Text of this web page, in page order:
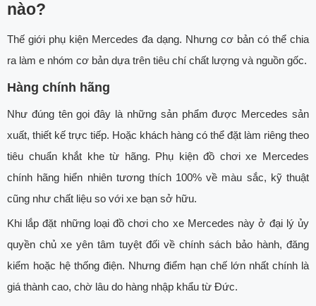
nào?
Thế giới phụ kiện Mercedes đa dạng. Nhưng cơ bản có thể chia
ra làm e nhóm cơ bản dựa trên tiêu chí chất lượng và nguồn gốc.
Hàng chính hãng
Như đúng tên gọi đây là những sản phẩm được Mercedes sản
xuất, thiết kế trực tiếp. Hoặc khách hàng có thể đặt làm riêng theo
tiêu chuẩn khắt khe từ hãng. Phụ kiện đồ chơi xe Mercedes
chính hãng hiển nhiên tương thích 100% về màu sắc, kỹ thuật
cũng như chất liệu so với xe bạn sở hữu.
Khi lắp đặt những loại đồ chơi cho xe Mercedes này ở đại lý ủy
quyền chủ xe yên tâm tuyệt đối về chính sách bảo hành, đăng
kiểm hoặc hệ thống điện. Nhưng điểm hạn chế lớn nhất chính là
giá thành cao, chờ lâu do hàng nhập khẩu từ Đức.